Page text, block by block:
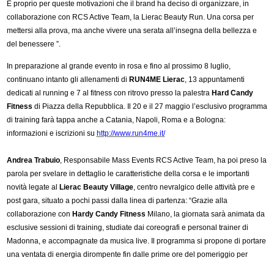
È proprio per queste motivazioni che il brand ha deciso di organizzare, in
collaborazione con RCS Active Team, la Lierac Beauty Run. Una corsa per
mettersi alla prova, ma anche vivere una serata all’insegna della bellezza e
del benessere ”.
n preparazione al grande evento in rosa e fino al prossimo 8 luglio,
continuano intanto gli allenamenti di RUN4ME Lierac, 13 appuntamenti
dedicati al running e 7 al fitness con ritrovo presso la palestra Hard Candy
Fitness di Piazza della Repubblica. Il 20 e il 27 maggio l’esclusivo programma
di training farà tappa anche a Catania, Napoli, Roma e a Bologna:
informazioni e iscrizioni su http://www.run4me.it/
Andrea Trabuio, Responsabile Mass Events RCS Active Team, ha poi preso la
parola per svelare in dettaglio le caratteristiche della corsa e le importanti
novità legate al Lierac Beauty Village, centro nevralgico delle attività pre e
post gara, situato a pochi passi dalla linea di partenza: “Grazie alla
collaborazione con Hardy Candy Fitness Milano, la giornata sarà animata da
esclusive sessioni di training, studiate dai coreografi e personal trainer di
Madonna, e accompagnate da musica live. Il programma si propone di portare
una ventata di energia dirompente fin dalle prime ore del pomeriggio per